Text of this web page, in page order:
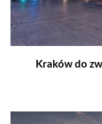
Kraków do